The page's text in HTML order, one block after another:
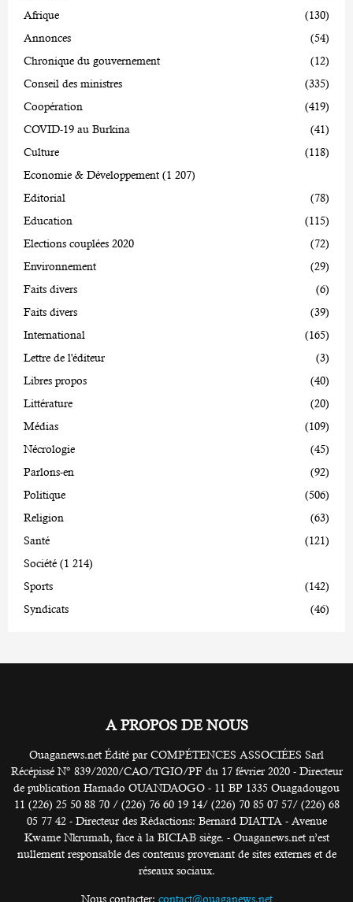
Afrique
(130)
Annonces
(54)
Chronique du gouvernement
(12)
Conseil des ministres
(335)
Coopération
(419)
COVID-19 au Burkina
(41)
Culture
(118)
Economie & Développement (1 207)
Editorial
(78)
Education
(115)
Elections couplées 2020
(72)
Environnement
(29)
Faits divers
(6)
Faits divers
(39)
International
(165)
Lettre de l'éditeur
(3)
Libres propos
(40)
Littérature
(20)
Médias
(109)
Nécrologie
(45)
Parlons-en
(92)
Politique
(506)
Religion
(63)
Santé
(121)
Société (1 214)
Sports
(142)
Syndicats
(46)
A PROPOS DE NOUS
Ouaganews.net Édité par COMPÉTENCES ASSOCIÉES Sarl
Récépissé N° 839/2020/CAO/TGIO/PF du 17 février 2020 - Directeur
de publication Hamado OUANDAOGO - 11 BP 1335 Ouagadougou
11 (226) 25 50 88 70 / (226) 76 60 19 14/ (226) 70 85 07 57/ (226) 68
05 77 42 - Directeur des Rédactions: Bernard DIATTA - Avenue
Kwame Nkrumah, face à la BICIAB siège. - Ouaganews.net n’est
nullement responsable des contenus provenant de sites externes et de
réseaux sociaux.
Nous contacter: contact@ouaganews.net